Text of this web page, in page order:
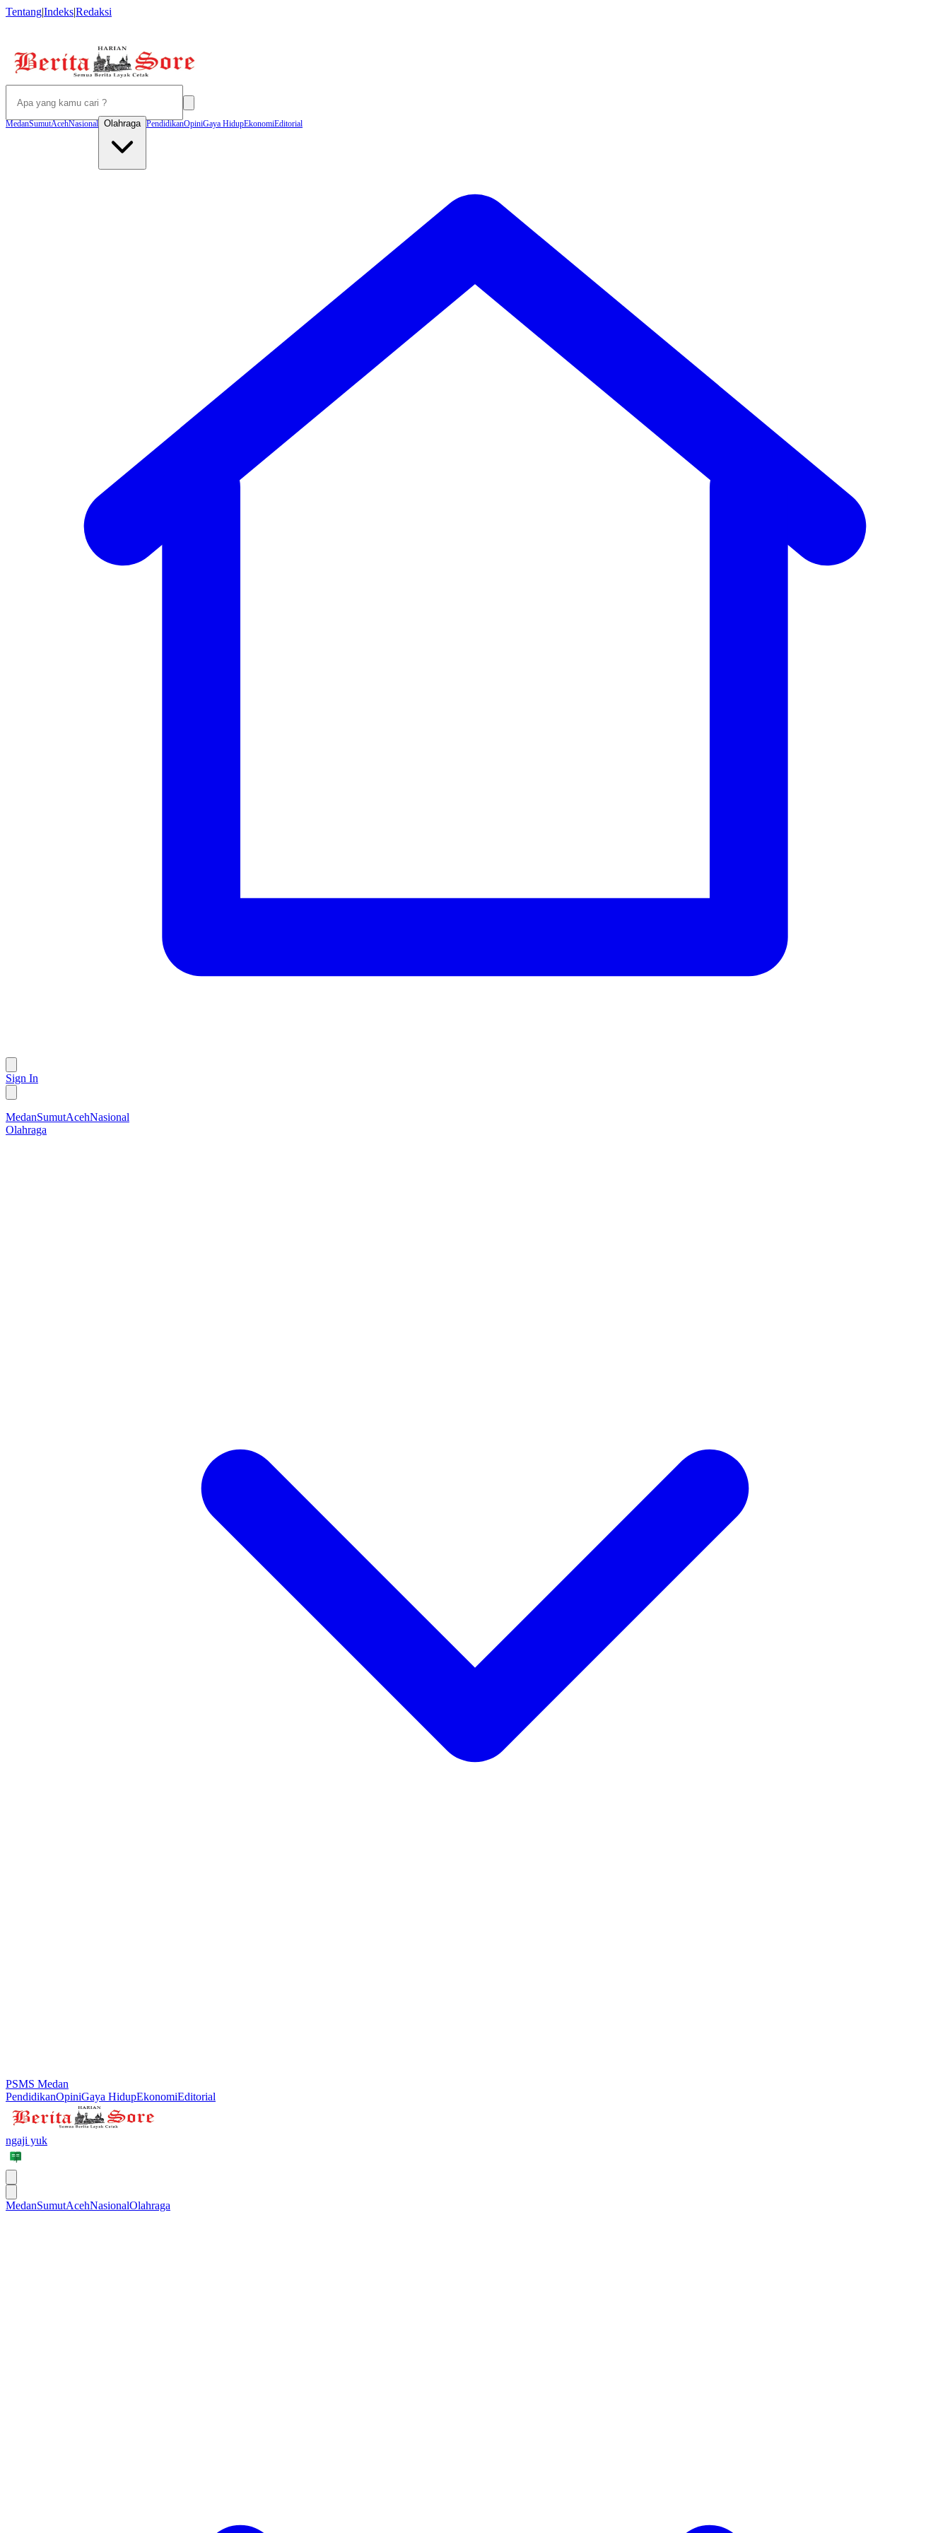
Tentang|Indeks|Redaksi
MedanSumutAcehNasional Olahraga PendidikanOpiniGaya HidupEkonomiEditorial
Sign In
MedanSumutAcehNasional
Olahraga
PSMS Medan
PendidikanOpiniGaya HidupEkonomiEditorial
ngaji yuk
MedanSumutAcehNasionalOlahraga